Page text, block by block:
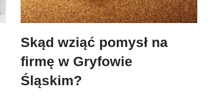
Skąd wziąć pomysł na
firmę w Gryfowie
Śląskim?